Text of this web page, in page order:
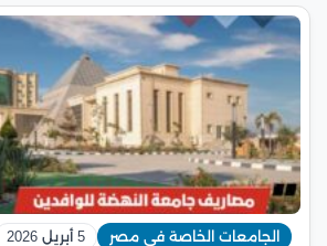
الجامعات الخاصة في مصر 5 أبريل 2026